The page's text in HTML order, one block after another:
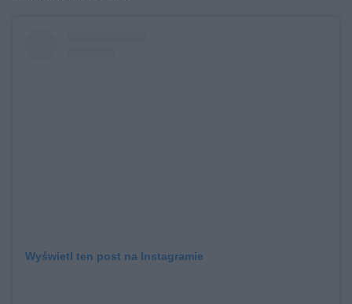
Wyświetl ten post na Instagramie